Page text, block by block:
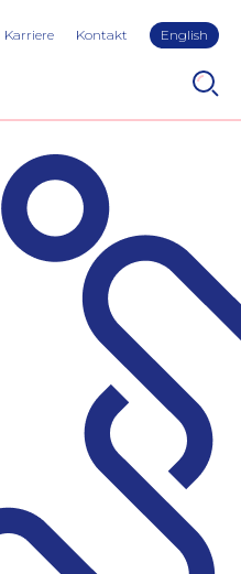
Karriere Kontakt English